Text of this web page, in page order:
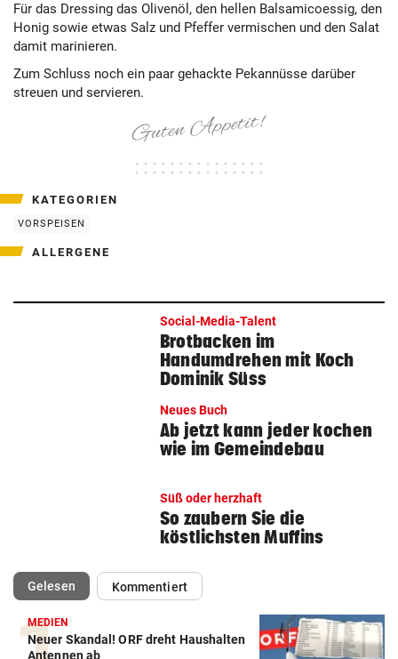
Für das Dressing das Olivenöl, den hellen Balsamicoessig, den
Honig sowie etwas Salz und Pfeffer vermischen und den Salat
damit marinieren.
Zum Schluss noch ein paar gehackte Pekannüsse darüber
streuen und servieren.
KATEGORIEN
VORSPEISEN
ALLERGENE
Social-Media-Talent
Brotbacken im
Handumdrehen mit Koch
Dominik Süss
Neues Buch
Ab jetzt kann jeder kochen
wie im Gemeindebau
Süß oder herzhaft
So zaubern Sie die
köstlichsten Muffins
Gelesen(ausgewählt)Kommentiert
MEDIEN
Neuer Skandal! ORF dreht Haushalten
Antennen ab